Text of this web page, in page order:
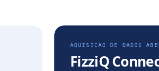
AQUISICAO DE DADOS
FizziQ